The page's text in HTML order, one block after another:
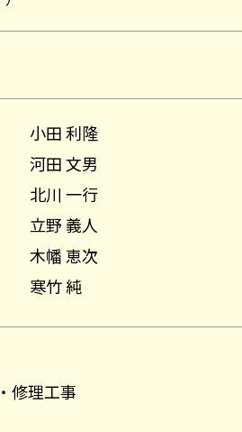
小田 利隆
河田 文男
北川 一行
立野 義人
木幡 恵次
寒竹 純
修理工事